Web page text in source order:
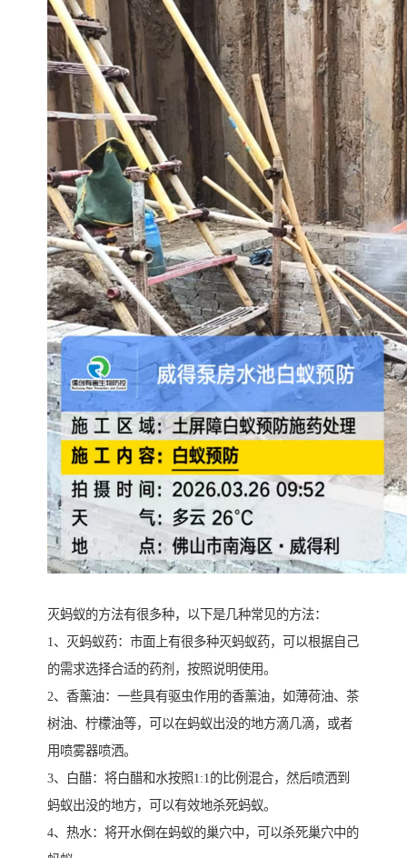
灭蚂蚁的方法有很多种，以下是几种常见的方法：
1、灭蚂蚁药：市面上有很多种灭蚂蚁药，可以根据自己
的需求选择合适的药剂，按照说明使用。
2、香薰油：一些具有驱虫作用的香薰油，如薄荷油、茶
树油、柠檬油等，可以在蚂蚁出没的地方滴几滴，或者
用喷雾器喷洒。
3、白醋：将白醋和水按照1:1的比例混合，然后喷洒到
蚂蚁出没的地方，可以有效地杀死蚂蚁。
4、热水：将开水倒在蚂蚁的巢穴中，可以杀死巢穴中的